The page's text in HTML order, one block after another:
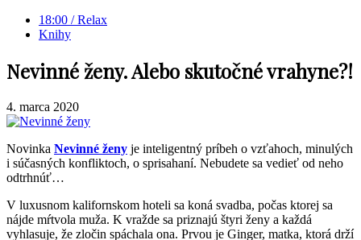
18:00 / Relax
Knihy
Nevinné ženy. Alebo skutočné vrahyne?!
4. marca 2020
Novinka Nevinné ženy je inteligentný príbeh o vzťahoch, minulých
i súčasných konfliktoch, o sprisahaní. Nebudete sa vedieť od neho
odtrhnúť…
V luxusnom kalifornskom hoteli sa koná svadba, počas ktorej sa
nájde mŕtvola muža. K vražde sa priznajú štyri ženy a každá
vyhlasuje, že zločin spáchala ona. Prvou je Ginger, matka, ktorá drží